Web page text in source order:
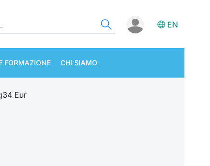
EN
FORMAZIONE CHI SIAMO
Eur